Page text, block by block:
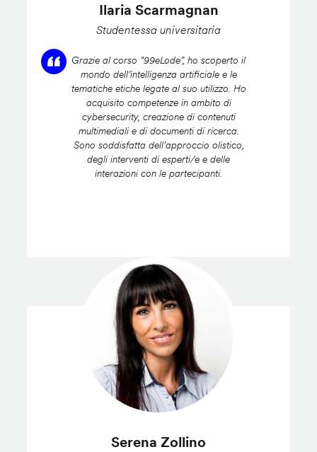
Ilaria Scarmagnan
Studentessa universitaria
Grazie al corso “99eLode”, ho scoperto il
mondo dell’intelligenza artificiale e le
tematiche etiche legate al suo utilizzo. Ho
acquisito competenze in ambito di
cybersecurity, creazione di contenuti
multimediali e di documenti di ricerca.
Sono soddisfatta dell’approccio olistico,
degli interventi di esperti/e e delle
interazioni con le partecipanti.
Serena Zollino